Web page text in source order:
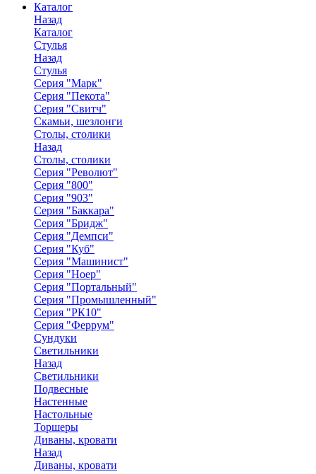
Каталог
Назад
Каталог
Стулья
Назад
Стулья
Серия "Марк"
Серия "Пекота"
Серия "Свитч"
Скамьи, шезлонги
Столы, столики
Назад
Столы, столики
Серия "Револют"
Серия "800"
Серия "903"
Серия "Баккара"
Серия "Бридж"
Серия "Демпси"
Серия "Куб"
Серия "Машинист"
Серия "Ноер"
Серия "Портальный"
Серия "Промышленный"
Серия "РК10"
Серия "Феррум"
Сундуки
Светильники
Назад
Светильники
Подвесные
Настенные
Настольные
Торшеры
Диваны, кровати
Назад
Диваны, кровати